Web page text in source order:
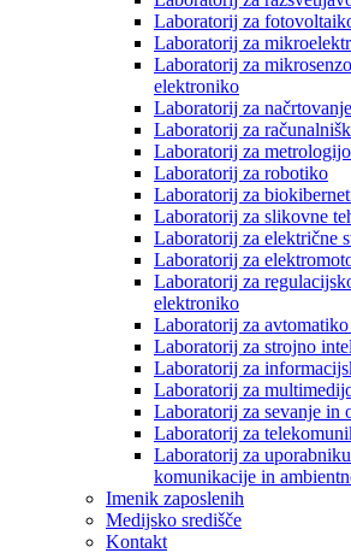
Laboratorij za
Laboratorij za
Laboratorij za
elektroniko
Laboratorij za
Laboratorij za
Laboratorij za
Laboratorij za robotiko
Laboratorij za
Laboratorij za slikovne
Laboratorij za električne
Laboratorij za
Laboratorij za
elektroniko
Laboratorij za
Laboratorij za strojno
Laboratorij za
Laboratorij za
Laboratorij za sevanje in
Laboratorij za
Laboratorij za
komunikacije in
Imenik zaposlenih
Medijsko središče
Kontakt